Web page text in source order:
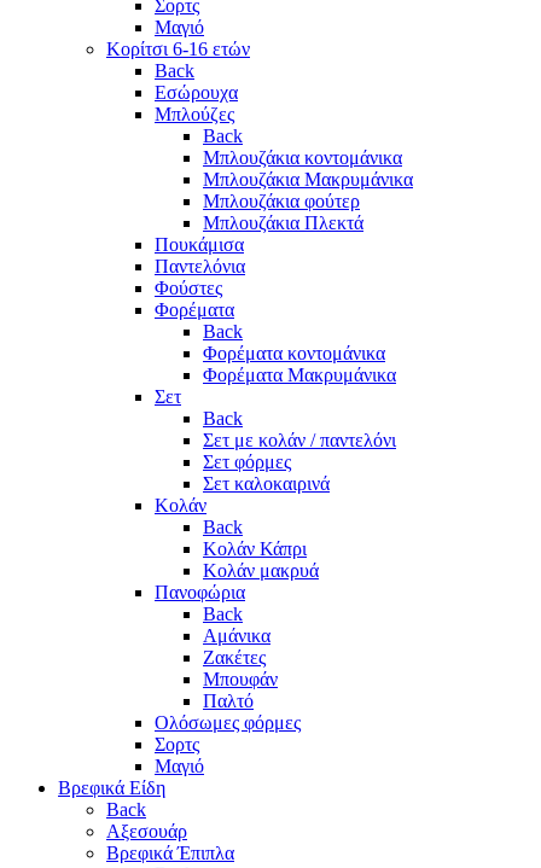
Σορτς
Μαγιό
Κορίτσι 6-16 ετών
Back
Εσώρουχα
Μπλούζες
Back
Μπλουζάκια κοντομάνικα
Μπλουζάκια Μακρυμάνικα
Μπλουζάκια φούτερ
Μπλουζάκια Πλεκτά
Πουκάμισα
Παντελόνια
Φούστες
Φορέματα
Back
Φορέματα κοντομάνικα
Φορέματα Μακρυμάνικα
Σετ
Back
Σετ με κολάν / παντελόνι
Σετ φόρμες
Σετ καλοκαιρινά
Κολάν
Back
Κολάν Κάπρι
Κολάν μακρυά
Πανοφώρια
Back
Αμάνικα
Ζακέτες
Μπουφάν
Παλτό
Ολόσωμες φόρμες
Σορτς
Μαγιό
Βρεφικά Είδη
Back
Αξεσουάρ
Βρεφικά Έπιπλα